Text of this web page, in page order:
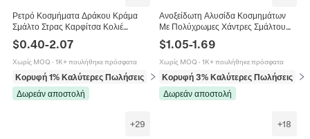
Ρετρό Κοσμήματα Δράκου Κράμα
Σμάλτο Στρας Καρφίτσα Κολιέ
Στυλ Αξεσουάρ
$0.40-2.07
Χωρίς MOQ · 1K+ πουλήθηκε πρόσφατα
Κορυφή 1% Καλύτερες Πωλήσεις
σε Σετ κοσμημάτων
Δωρεάν αποστολή
Ανοξείδωτη Αλυσίδα Κοσμημάτων
Με Πολύχρωμες Χάντρες Σμάλτου
Βραχιόλι Χειροποίητα Αξεσουάρ
$1.05-1.69
Χωρίς MOQ · 1K+ πουλήθηκε πρόσφατα
Κορυφή 3% Καλύτερες Πωλήσεις
σε
Δωρεάν αποστολή
+29 +18